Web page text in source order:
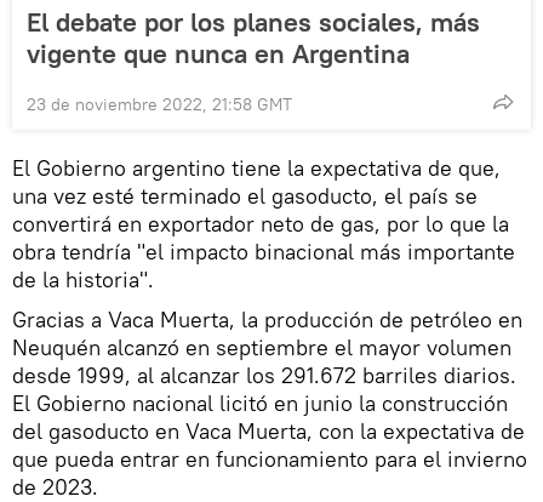
El debate por los planes sociales, más
vigente que nunca en Argentina
23 de noviembre 2022, 21:58 GMT
El Gobierno argentino tiene la expectativa de que,
una vez esté terminado el gasoducto, el país se
convertirá en exportador neto de gas, por lo que la
obra tendría "el impacto binacional más importante
de la historia".
Gracias a Vaca Muerta, la producción de petróleo en
Neuquén alcanzó en septiembre el mayor volumen
desde 1999, al alcanzar los 291.672 barriles diarios.
El Gobierno nacional licitó en junio la construcción
del gasoducto en Vaca Muerta, con la expectativa de
que pueda entrar en funcionamiento para el invierno
de 2023.